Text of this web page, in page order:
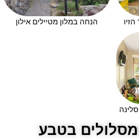
הנחה במלון מטיילים אילון
בטבע